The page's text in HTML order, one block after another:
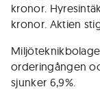
kronor.
kronor. Aktien
orderingången
sjunker 6,9%.